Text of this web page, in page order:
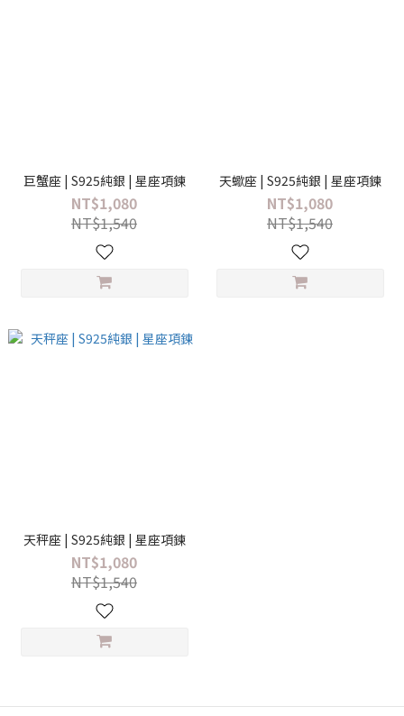
巨蟹座 | S925純銀 | 星座項鍊
NT$1,080
NT$1,540
天蠍座 | S925純銀 | 星座項鍊
NT$1,080
NT$1,540
天秤座 | S925純銀 | 星座項鍊
NT$1,080
NT$1,540